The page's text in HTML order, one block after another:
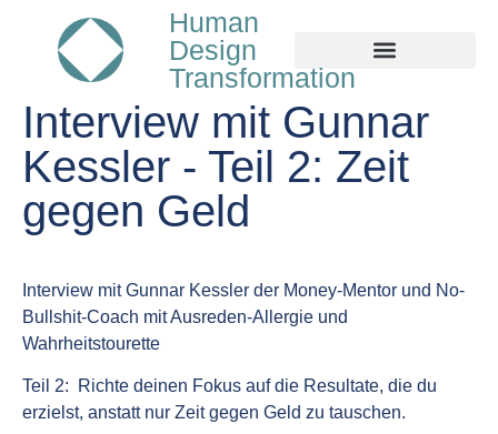
Human
Design
Transformation
Interview mit Gunnar
Kessler - Teil 2: Zeit
gegen Geld
Interview mit Gunnar Kessler der Money-Mentor und No-
Bullshit-Coach mit Ausreden-Allergie und
Wahrheitstourette
Teil 2: Richte deinen Fokus auf die Resultate, die du
erzielst, anstatt nur Zeit gegen Geld zu tauschen.